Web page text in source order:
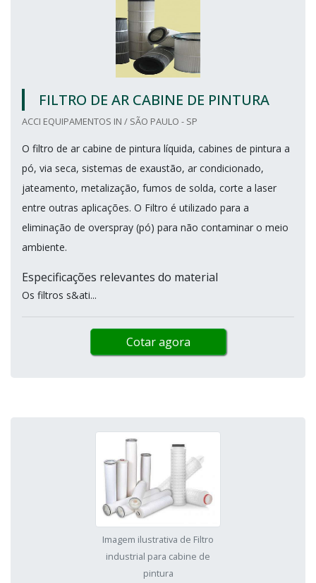
FILTRO DE AR CABINE DE PINTURA
ACCI EQUIPAMENTOS IN / SÃO PAULO - SP
O filtro de ar cabine de pintura líquida, cabines de pintura a
pó, via seca, sistemas de exaustão, ar condicionado,
jateamento, metalização, fumos de solda, corte a laser
entre outras aplicações. O Filtro é utilizado para a
eliminação de overspray (pó) para não contaminar o meio
ambiente.
Especificações relevantes do material
Os filtros s&ati...
Cotar agora
Imagem ilustrativa de Filtro
industrial para cabine de
pintura